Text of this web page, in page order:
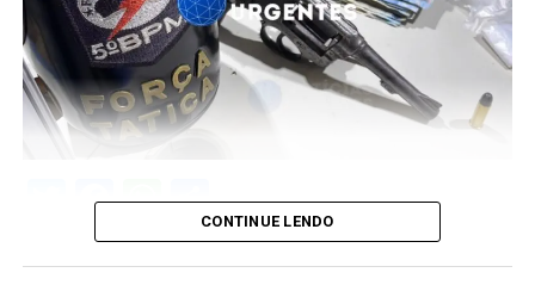
Twitter
Facebook
WhatsApp
Share
CONTINUE LENDO